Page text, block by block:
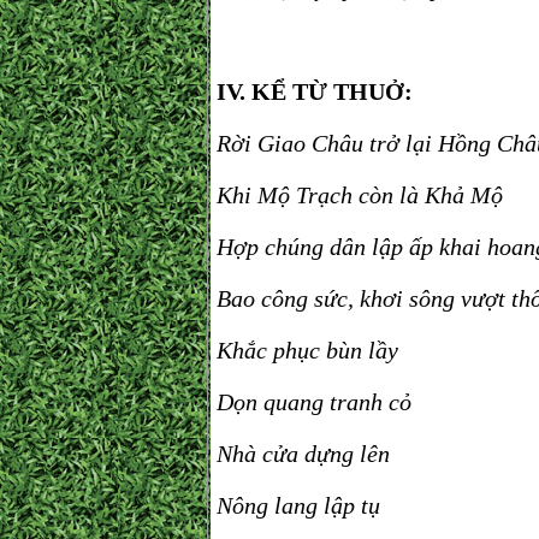
IV. KỂ TỪ THUỞ:
Rời Giao Châu trở lại Hồng
Khi Mộ Trạch còn là Khả Mộ
Hợp chúng dân lập ấp khai
Bao công sức, khơi sông vượt
Khắc phục bùn lầy
Dọn quang tranh cỏ
Nhà cửa dựng lên
Nông lang lập tụ